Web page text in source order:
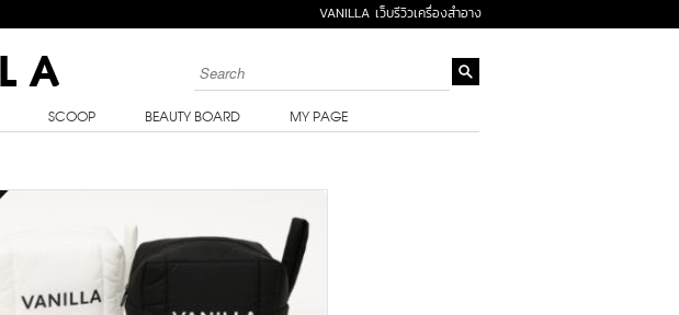
VANILLA เว็บรีวิวเครื่องสำอาง
SCOOP BEAUTY BOARD MY PAGE